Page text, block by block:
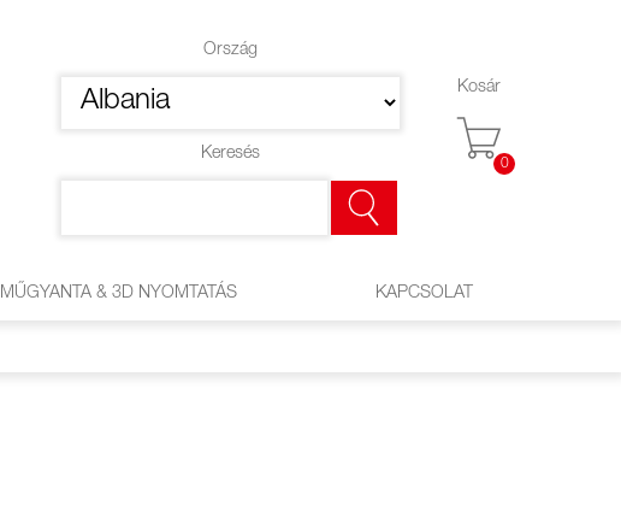
Ország
Keresés
Kosár
0
MŰGYANTA & 3D NYOMTATÁS KAPCSOLAT